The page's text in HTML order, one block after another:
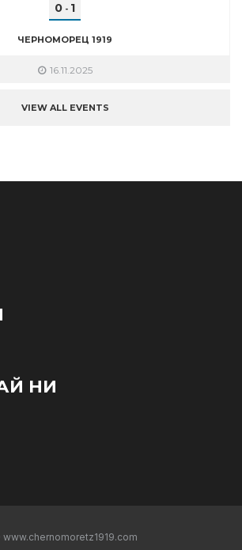
0 - 1
ЧЕРНОМОРЕЦ 1919
16.11.2025
VIEW ALL EVENTS
НИ